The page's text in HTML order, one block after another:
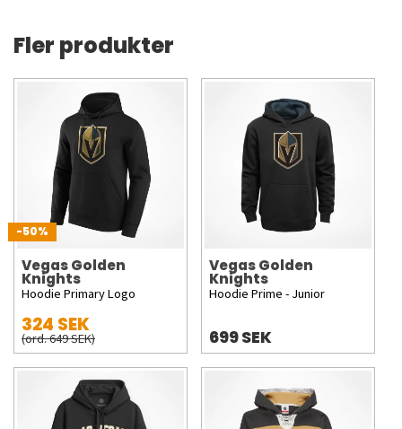
Fler produkter
-50%
Vegas Golden
Knights
Hoodie Primary Logo
324 SEK
(ord. 649 SEK)
Vegas Golden
Knights
Hoodie Prime - Junior
699 SEK